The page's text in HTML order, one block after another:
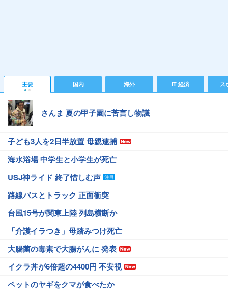
主要 国内 海外 IT 経済 ス
さんま 夏の甲子園に苦言し物議
子ども3人を2日半放置 母親逮捕
海水浴場 中学生と小学生が死亡
USJ神ライド 終了惜しむ声
路線バスとトラック 正面衝突
台風15号が関東上陸 列島横断か
「介護イラつき」母踏みつけ死亡
大腸菌の毒素で大腸がんに 発表
イクラ丼が6倍超の4400円 不安視
ペットのヤギをクマが食べたか